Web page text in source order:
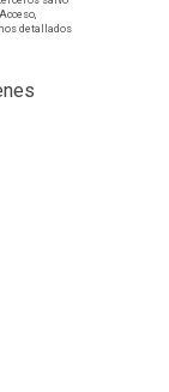
Acceso,
detallados